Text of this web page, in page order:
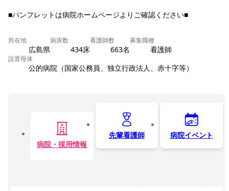
■パンフレットは病院ホームページよりご確認ください■
所在地
広島県
病床数
434床
看護師数
663名
募集職種
看護師
設置母体
公的病院（国家公務員、独立行政法人、赤十字等）
病院・採用情報
先輩看護師 病院イベント